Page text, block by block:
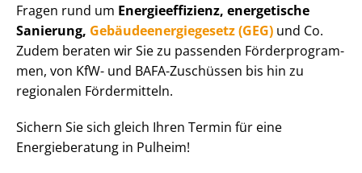
Fragen rund um En­er­gie­ef­fi­zi­enz, energetische
Sanierung, Ge­bäu­de­en­er­gie­ge­setz (GEG) und Co.
Zudem beraten wir Sie zu passenden För­der­pro­gram­
men, von KfW- und BAFA-Zuschüssen bis hin zu
regionalen Fördermitteln.
Sichern Sie sich gleich Ihren Termin für eine
Energieberatung in Pulheim!